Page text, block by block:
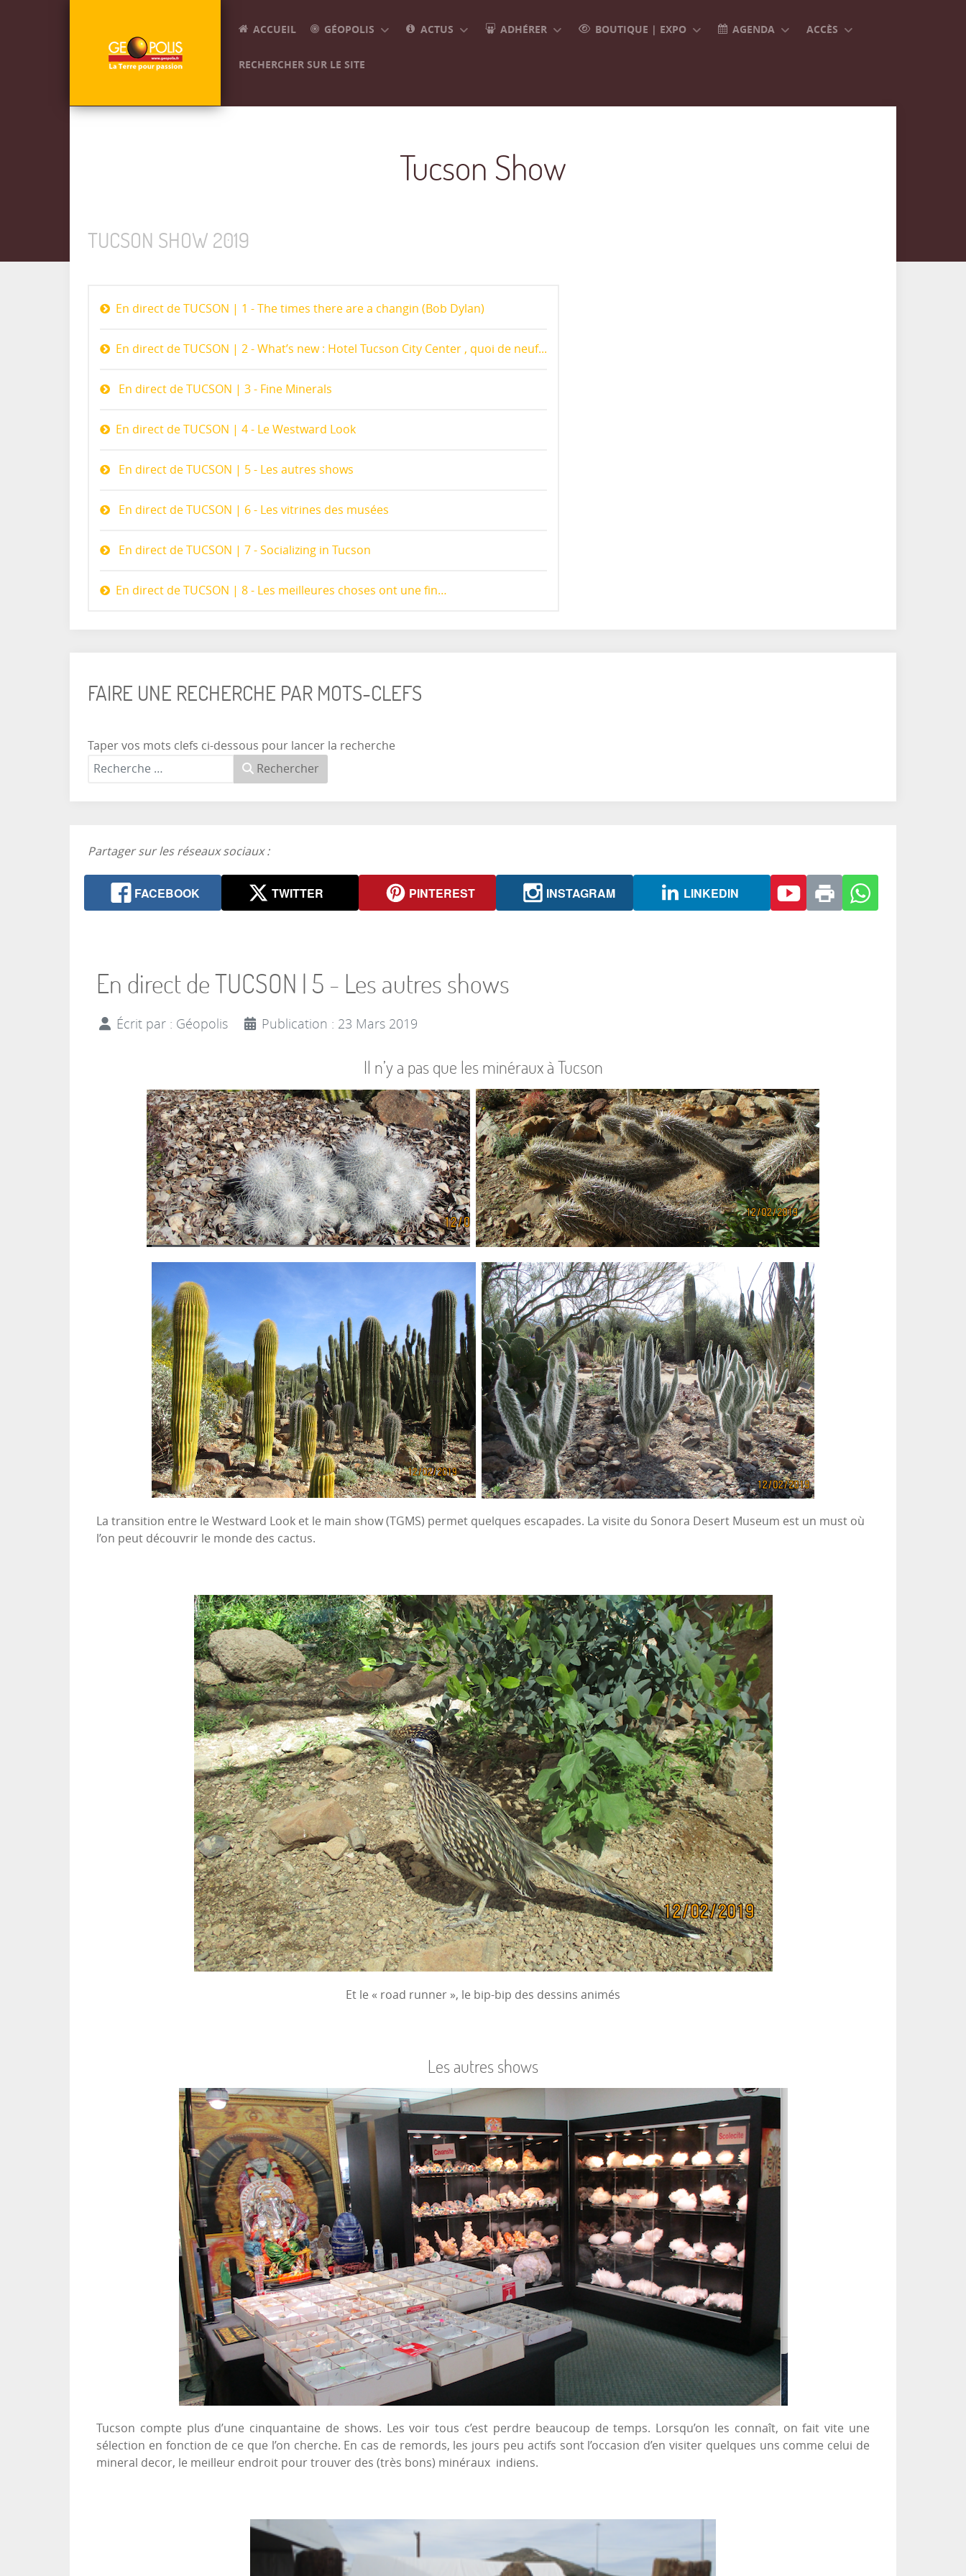
ACCUEIL GÉOPOLIS ACTUS ADHÉRER BOUTIQUE | EXPO AGENDA ACCÈS
RECHERCHER SUR LE SITE
Tucson Show
TUCSON SHOW 2019
En direct de TUCSON | 1 - The times there are a changin (Bob Dylan)
En direct de TUCSON | 2 - What’s new : Hotel Tucson City Center , quoi de neuf...
En direct de TUCSON | 3 - Fine Minerals
En direct de TUCSON | 4 - Le Westward Look
En direct de TUCSON | 5 - Les autres shows
En direct de TUCSON | 6 - Les vitrines des musées
En direct de TUCSON | 7 - Socializing in Tucson
En direct de TUCSON | 8 - Les meilleures choses ont une fin…
FAIRE UNE RECHERCHE PAR MOTS-CLEFS
Taper vos mots clefs ci-dessous pour lancer la recherche
Rechercher
Partager sur les réseaux sociaux :
FACEBOOK TWITTER PINTEREST INSTAGRAM LINKEDIN
En direct de TUCSON | 5 - Les autres shows
Écrit par : Géopolis Publication : 23 Mars 2019
Il n’y a pas que les minéraux à Tucson
La transition entre le Westward Look et le main show (TGMS) permet quelques escapades. La visite du Sonora Desert Museum est un must où
l’on peut découvrir le monde des cactus.
Et le « road runner », le bip-bip des dessins animés
Les autres shows
Tucson compte plus d’une cinquantaine de shows. Les voir tous c’est perdre beaucoup de temps. Lorsqu’on les connaît, on fait vite une
sélection en fonction de ce que l’on cherche. En cas de remords, les jours peu actifs sont l’occasion d’en visiter quelques uns comme celui de
mineral decor, le meilleur endroit pour trouver des (très bons) minéraux indiens.